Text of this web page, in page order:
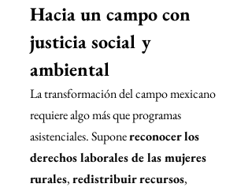
Hacia un campo con
justicia social y
ambiental
La transformación del campo mexicano
requiere algo más que programas
asistenciales. Supone reconocer los
derechos laborales de las mujeres
rurales, redistribuir recursos,